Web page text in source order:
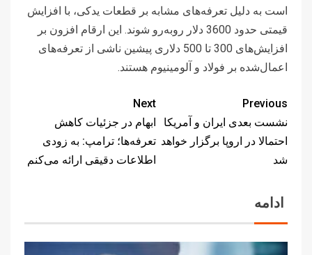
است به دلیل تعرفه‌های مشابه بر قطعات یدکی، با افزایش
قیمتی حدود 3600 دلار روبه‌رو شوند. این ارقام افزون بر
افزایش‌های 300 تا 500 دلاری پیشین ناشی از تعرفه‌های
اعمال‌شده بر فولاد و آلومینیوم هستند.
Previous
نشست بعدی ایران و آمریکا
احتمالا در اروپا برگزار خواهد
شد
Next
ابهام در جزئیات کاهش
تعرفه‌ها؛ ترامپ: به زودی
اطلاعات دقیقی ارائه می‌کنم
ادامه